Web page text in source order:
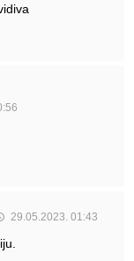
29.05.2023. 01:43